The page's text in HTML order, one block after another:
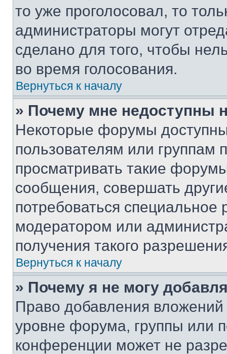
то уже проголосовал, то
администраторы могут
сделано для того, чтобы
во время голосования.
Вернуться к началу
» Почему мне недоступны
Некоторые форумы
пользователям или группам
просматривать такие
сообщения, совершать
потребоваться
модератором или
получения такого
Вернуться к началу
» Почему я не могу
Право добавления
уровне форума, группы или
конференции может не